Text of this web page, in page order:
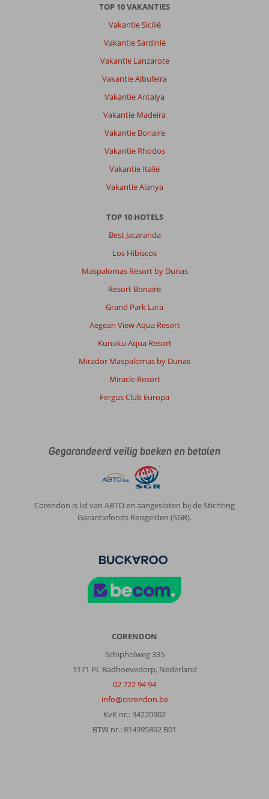
TOP 10 VAKANTIES
Vakantie Sicilië
Vakantie Sardinië
Vakantie Lanzarote
Vakantie Albufeira
Vakantie Antalya
Vakantie Madeira
Vakantie Bonaire
Vakantie Rhodos
Vakantie Italië
Vakantie Alanya
TOP 10 HOTELS
Best Jacaranda
Los Hibiscos
Maspalomas Resort by Dunas
Resort Bonaire
Grand Park Lara
Aegean View Aqua Resort
Kunuku Aqua Resort
Mirador Maspalomas by Dunas
Miracle Resort
Fergus Club Europa
Gegarandeerd veilig boeken en betalen
Corendon is lid van ABTO en aangesloten bij de Stichting
Garantiefonds Reisgelden (SGR).
CORENDON
Schipholweg 335
1171 PL Badhoevedorp, Nederland
02 722 94 94
info@corendon.be
KvK nr.: 34220902
BTW nr.: 814395892 B01